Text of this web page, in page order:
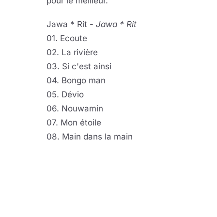
Jawa * Rit - Jawa * Rit
01. Ecoute
02. La rivière
03. Si c'est ainsi
04. Bongo man
05. Dévio
06. Nouwamin
07. Mon étoile
08. Main dans la main